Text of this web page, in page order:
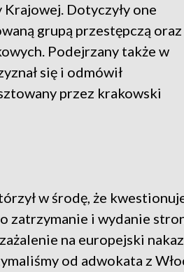
Dotyczyły one
grupą przestępczą oraz
Podejrzany także w
się i odmówił
przez krakowski
w środę, że
zatrzymanie i wydanie
na europejski
od adwokata z